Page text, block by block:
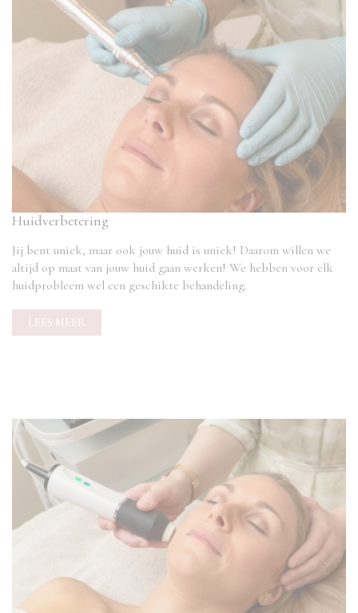
Huidverbetering
Jij bent uniek, maar ook jouw huid is uniek! Daarom willen we
altijd op maat van jouw huid gaan werken! We hebben voor elk
huidprobleem wel een geschikte behandeling.
LEES MEER